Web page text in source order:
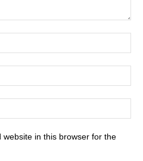
in this browser for the